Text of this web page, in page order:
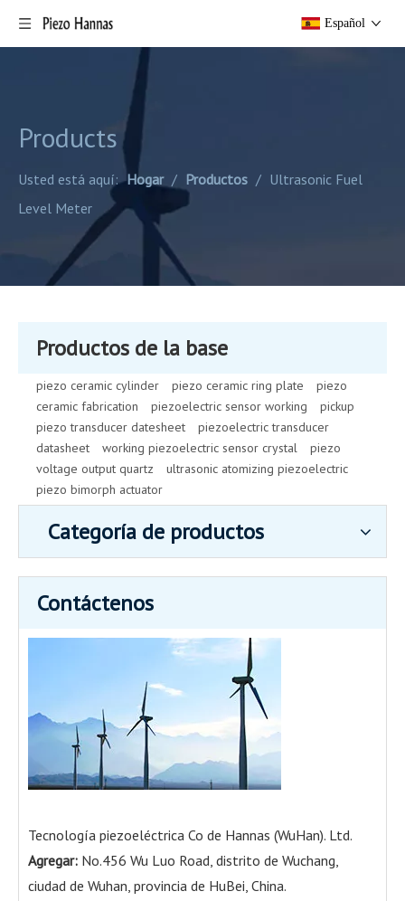
Español
Products
Usted está aquí: Hogar / Productos / Ultrasonic Fuel
Level Meter
Productos de la base
piezo ceramic cylinder piezo ceramic ring plate
piezo
ceramic fabrication
piezoelectric sensor working
pickup
piezo transducer datesheet
piezoelectric transducer
datasheet
working piezoelectric sensor crystal
piezo
voltage output quartz
ultrasonic atomizing piezoelectric
piezo bimorph actuator
Categoría de productos
Contáctenos
Tecnología piezoeléctrica Co de Hannas (WuHan). Ltd.
Agregar: No.456 Wu Luo Road, distrito de Wuchang,
ciudad de Wuhan, provincia de HuBei, China.